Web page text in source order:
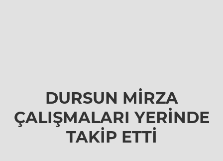
DURSUN MİRZA
ÇALIŞMALARI YERİNDE
TAKİP ETTİ